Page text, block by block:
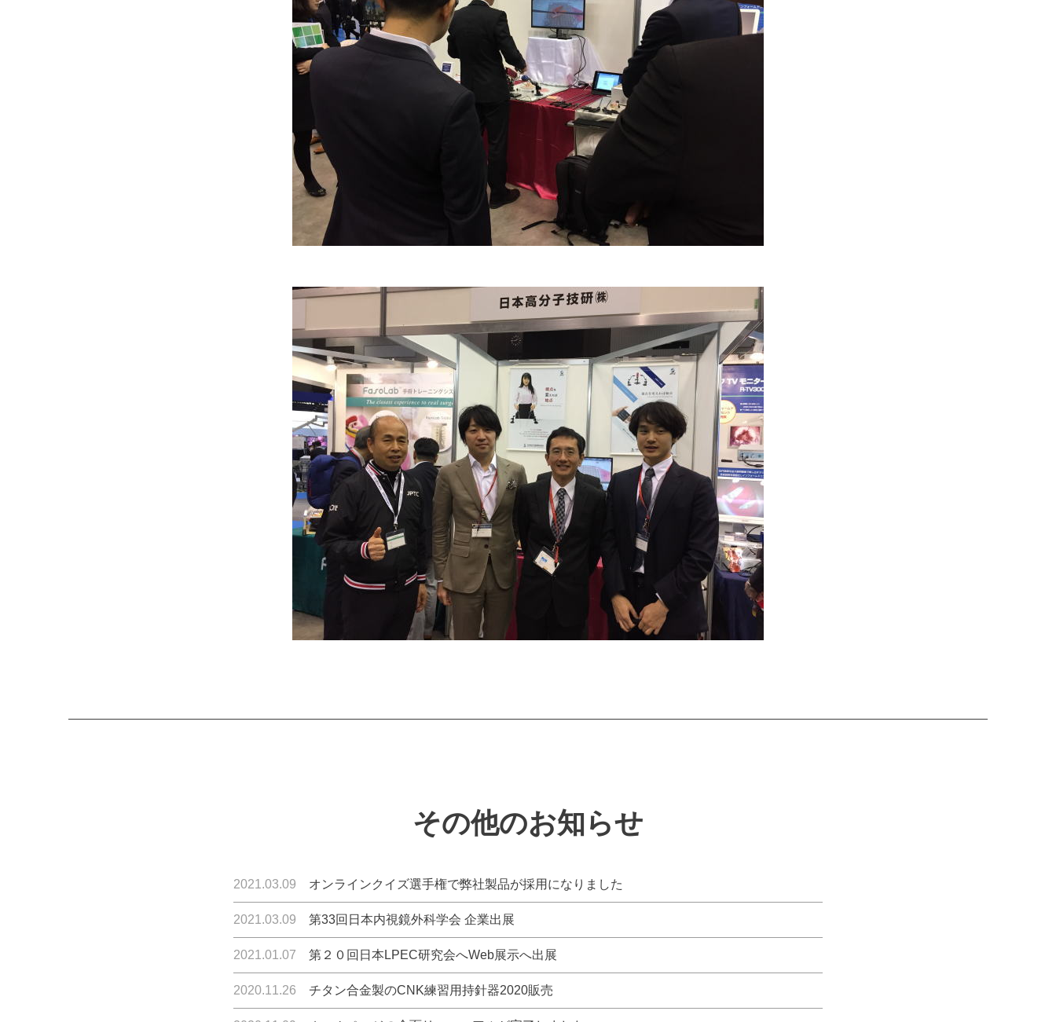
その他のお知らせ
2021.03.09 オンラインクイズ選手権で弊社製品が採用になりました
2021.03.09 第33回日本内視鏡外科学会 企業出展
2021.01.07 第２０回日本LPEC研究会へWeb展示へ出展
2020.11.26 チタン合金製のCNK練習用持針器2020販売